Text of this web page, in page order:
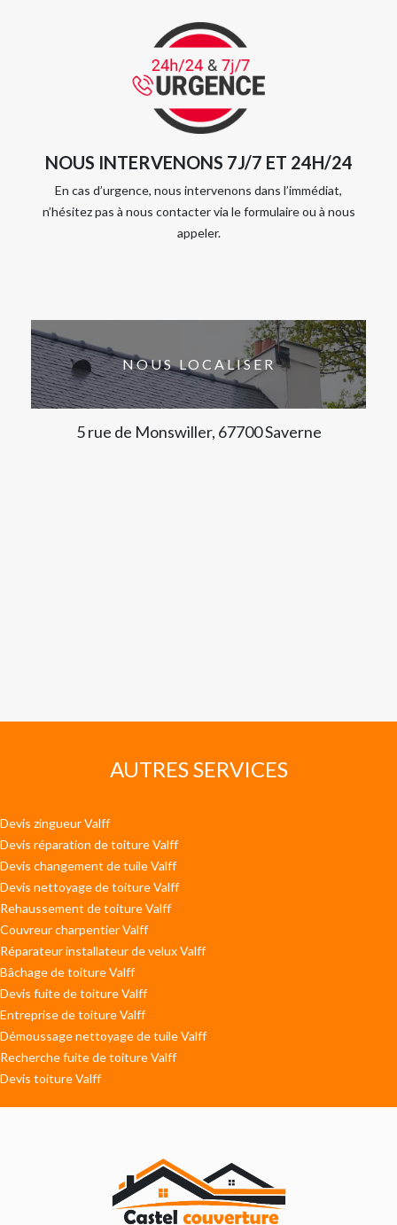
NOUS INTERVENONS 7J/7 ET 24H/24
En cas d’urgence, nous intervenons dans l’immédiat,
n’hésitez pas à nous contacter via le formulaire ou à nous
appeler.
NOUS LOCALISER
5 rue de Monswiller, 67700 Saverne
AUTRES SERVICES
Devis zingueur Valff
Devis réparation de toiture Valff
Devis changement de tuile Valff
Devis nettoyage de toiture Valff
Rehaussement de toiture Valff
Couvreur charpentier Valff
Réparateur installateur de velux Valff
Bâchage de toiture Valff
Devis fuite de toiture Valff
Entreprise de toiture Valff
Démoussage nettoyage de tuile Valff
Recherche fuite de toiture Valff
Devis toiture Valff